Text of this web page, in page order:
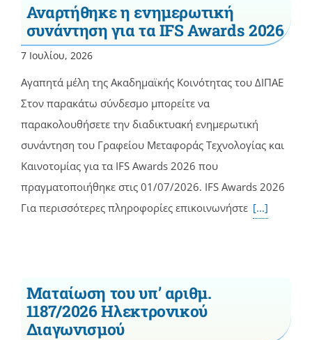
Αναρτήθηκε η ενημερωτική
συνάντηση για τα IFS Awards 2026
7 Ιουλίου, 2026
Αγαπητά μέλη της Ακαδημαϊκής Κοινότητας του ΔΙΠΑΕ
Στον παρακάτω σύνδεσμο μπορείτε να
παρακολουθήσετε την διαδικτυακή ενημερωτική
συνάντηση του Γραφείου Μεταφοράς Τεχνολογίας και
Καινοτομίας για τα IFS Awards 2026 που
πραγματοποιήθηκε στις 01/07/2026. IFS Awards 2026
Για περισσότερες πληροφορίες επικοινωνήστε [...]
Ματαίωση του υπ’ αριθμ.
1187/2026 Hλεκτρονικού
Διαγωνισμού